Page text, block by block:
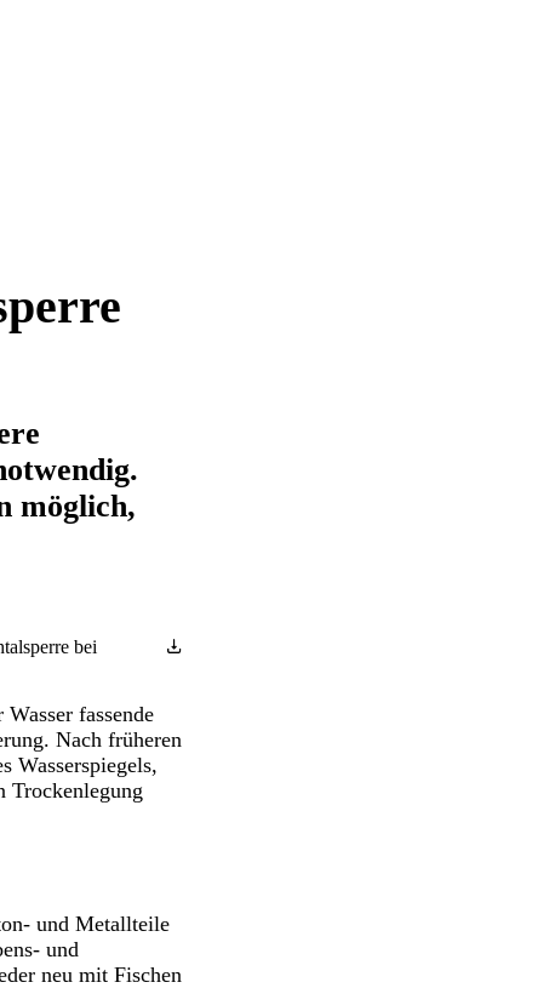
möglich,
bei
fassende
Nach früheren
Wasserspiegels,
Trockenlegung
und Metallteile
und
neu mit Fischen